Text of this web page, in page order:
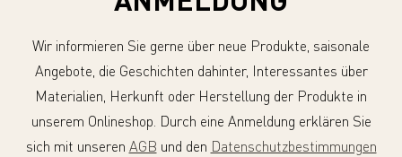
Wir informieren Sie gerne über neue Produkte, saisonale
Angebote, die Geschichten dahinter, Interessantes über
Materialien, Herkunft oder Herstellung der Produkte in
unserem Onlineshop. Durch eine Anmeldung erklären Sie
sich mit unseren AGB und den Datenschutzbestimmungen